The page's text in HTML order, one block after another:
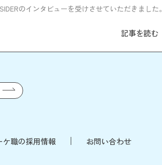
のインタビューを受けさせていただきました。
記事を読む
ケ職の採用情報 お問い合わせ